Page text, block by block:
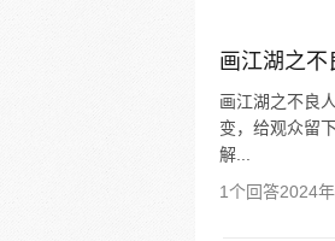
画江湖之不
画江湖之不良
变，给观众留
解...
1个回答2024